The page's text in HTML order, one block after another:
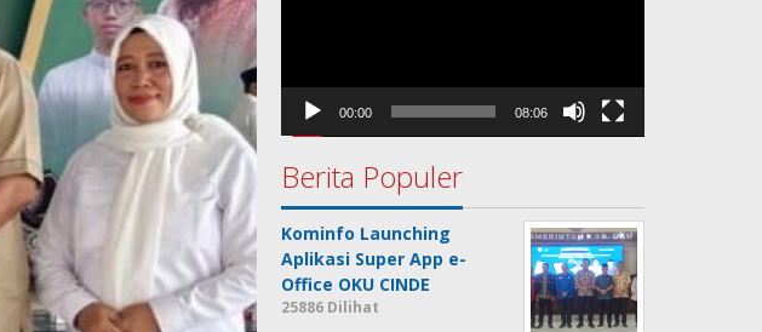
00:00 08:06
Berita Populer
Kominfo Launching
Aplikasi Super App e-
Office OKU CINDE
25886 Dilihat